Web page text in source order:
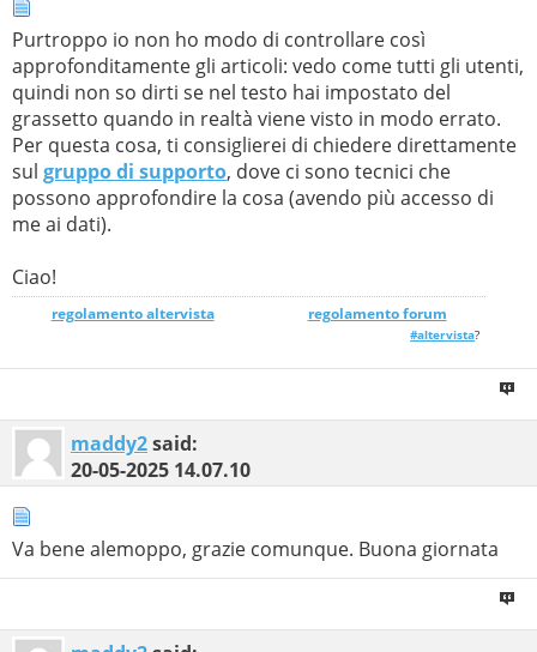
Purtroppo io non ho modo di controllare così
approfonditamente gli articoli: vedo come tutti gli utenti,
quindi non so dirti se nel testo hai impostato del
grassetto quando in realtà viene visto in modo errato.
Per questa cosa, ti consiglierei di chiedere direttamente
sul gruppo di supporto, dove ci sono tecnici che
possono approfondire la cosa (avendo più accesso di
me ai dati).
Ciao!
regolamento altervista_______________ regolamento forum
#altervista?
maddy2said:
20-05-2025 14.07.10
Va bene alemoppo, grazie comunque. Buona giornata